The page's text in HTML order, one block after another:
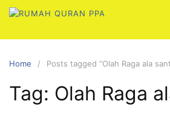
Skip
content
Home Posts tagged “Olah Raga ala
Tag: Olah Raga